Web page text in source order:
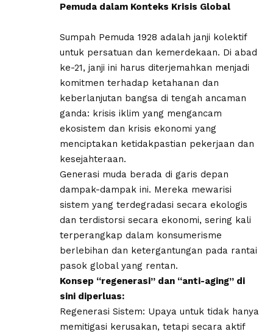
Pemuda dalam Konteks Krisis Global
​Sumpah Pemuda 1928 adalah janji kolektif
untuk persatuan dan kemerdekaan. Di abad
ke-21, janji ini harus diterjemahkan menjadi
komitmen terhadap ketahanan dan
keberlanjutan bangsa di tengah ancaman
ganda: krisis iklim yang mengancam
ekosistem dan krisis ekonomi yang
menciptakan ketidakpastian pekerjaan dan
kesejahteraan.
Generasi muda berada di garis depan
dampak-dampak ini. Mereka mewarisi
sistem yang terdegradasi secara ekologis
dan terdistorsi secara ekonomi, sering kali
terperangkap dalam konsumerisme
berlebihan dan ketergantungan pada rantai
pasok global yang rentan.
​Konsep “regenerasi” dan “anti-aging” di
sini diperluas:
​Regenerasi Sistem: Upaya untuk tidak hanya
memitigasi kerusakan, tetapi secara aktif